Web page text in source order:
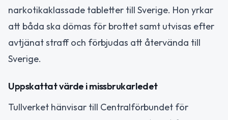
narkotikaklassade tabletter till Sverige. Hon yrkar
att båda ska dömas för brottet samt utvisas efter
avtjänat straff och förbjudas att återvända till
Sverige.
Uppskattat värde i missbrukarledet
Tullverket hänvisar till Centralförbundet för